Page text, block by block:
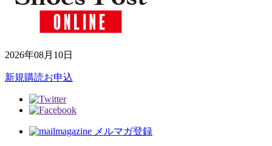
2026年08月10日
新規購読お申込
メルマガ登録